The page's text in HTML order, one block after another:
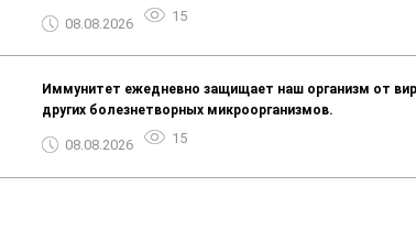
08.08.2026 15
Иммунитет ежедневно защищает наш организм от
других болезнетворных микроорганизмов.
08.08.2026 15